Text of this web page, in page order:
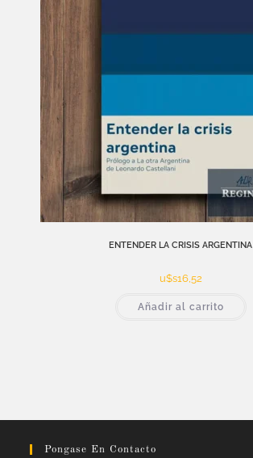
ENTENDER LA CRISIS ARGENTINA
u$s16,52
Añadir al carrito
Pongase En Contacto